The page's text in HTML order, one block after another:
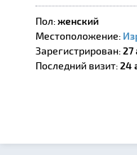
Пол:женский
Местоположение:
Зарегистрирован:27
Последний визит:24